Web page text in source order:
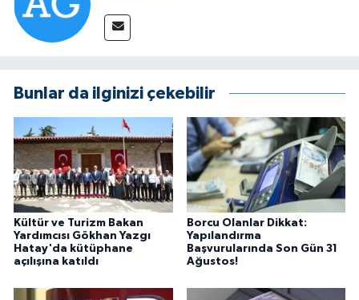
Bunlar da ilginizi çekebilir
Kültür ve Turizm Bakan
Yardımcısı Gökhan Yazgı
Hatay'da kütüphane
açılışına katıldı
Borcu Olanlar Dikkat:
Yapılandırma
Başvurularında Son Gün 31
Ağustos!